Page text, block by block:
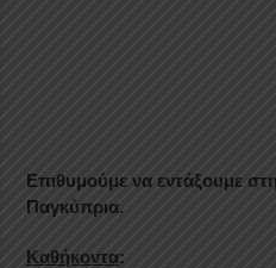
Επιθυμούμε να εντάξουμε
Παγκύπρια.
Καθήκοντα: